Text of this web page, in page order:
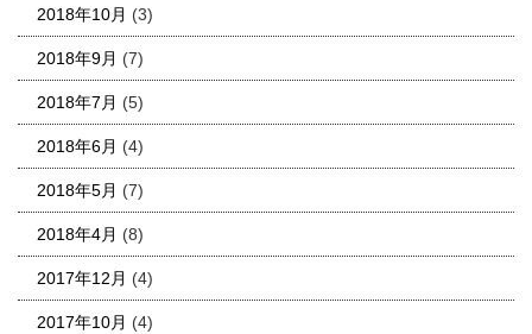
2018年10月 (3)
2018年9月 (7)
2018年7月 (5)
2018年6月 (4)
2018年5月 (7)
2018年4月 (8)
2017年12月 (4)
2017年10月 (4)